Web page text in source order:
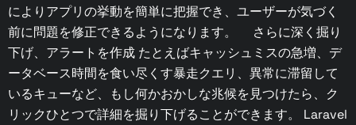
によりアプリの挙動を簡単に把握でき、ユーザーが気づく
前に問題を修正できるようになります。 さらに深く掘り
下げ、アラートを作成 たとえばキャッシュミスの急増、デ
ータベース時間を食い尽くす暴走クエリ、異常に滞留して
いるキューなど、もし何かおかしな兆候を見つけたら、ク
リックひとつで詳細を掘り下げることができます。 Laravel